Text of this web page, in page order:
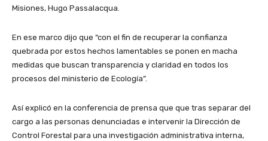
Misiones, Hugo Passalacqua.
En ese marco dijo que “con el fin de recuperar la confianza
quebrada por estos hechos lamentables se ponen en macha
medidas que buscan transparencia y claridad en todos los
procesos del ministerio de Ecología”.
Así explicó en la conferencia de prensa que que tras separar del
cargo a las personas denunciadas e intervenir la Dirección de
Control Forestal para una investigación administrativa interna,